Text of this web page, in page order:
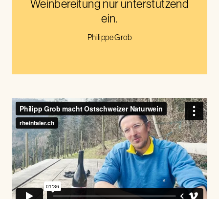
Weinbereitung nur unterstützend
ein.
Philippe Grob